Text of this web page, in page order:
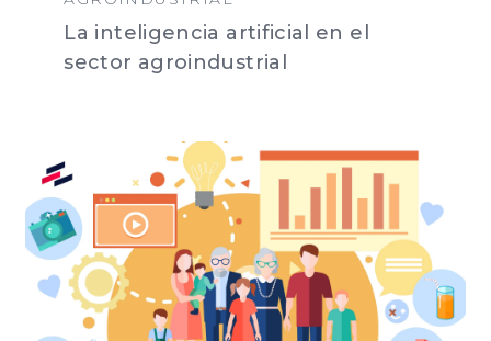
La inteligencia artificial en el
sector agroindustrial